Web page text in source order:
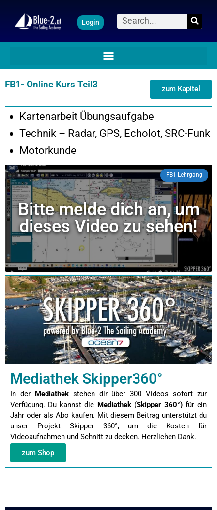
Inhalt
springen
Login Suche
FB1- Online Kurs Teil3 zum Kapitel
Kartenarbeit Übungsaufgabe
Technik – Radar, GPS, Echolot, SRC-Funk
Motorkunde
FB1 Lehrgang
Bitte melde dich an, um
dieses Video zu sehen!
Mediathek Skipper360°
In der Mediathekstehen dir über 300 Videos sofort zur
Verfügung. Du kannst die Mediathek(Skipper 360°)für ein
Jahr oder als Abo kaufen. Mit diesem Beitrag unterstützt du
unser Projekt Skipper 360°, um die Kosten für
Videoaufnahmen und Schnitt zu decken. Herzlichen Dank.
zum Shop